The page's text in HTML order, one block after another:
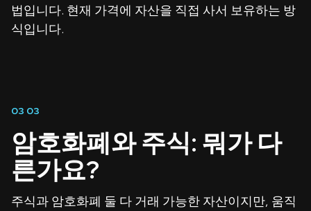
법입니다. 현재 가격에 자산을 직접 사서 보유하는 방
식입니다.
03 03
암호화폐와 주식: 뭐가 다
른가요?
주식과 암호화폐 둘 다 거래 가능한 자산이지만, 움직